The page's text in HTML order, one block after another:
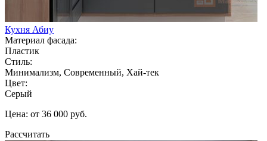
Кухня Абиу
Материал фасада:
Пластик
Стиль:
Минимализм, Современный, Хай-тек
Цвет:
Серый
Цена: от 36 000 руб.
Рассчитать